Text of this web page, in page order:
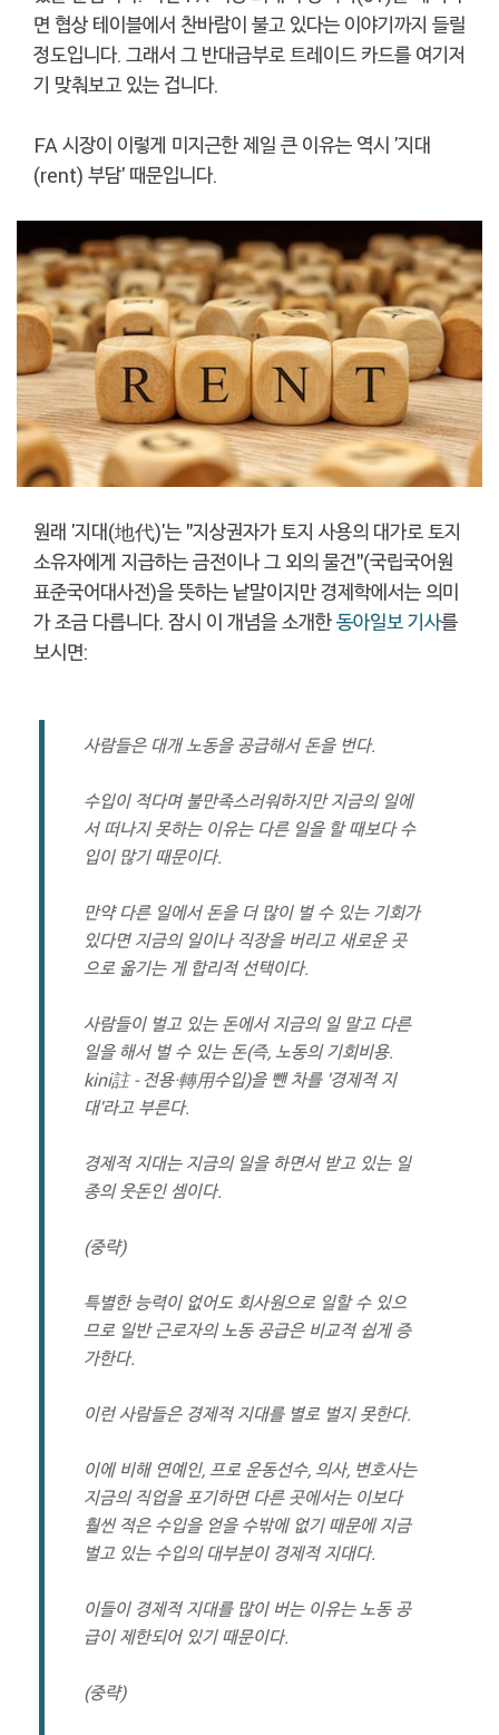
면 협상 테이블에서 찬바람이 불고 있다는 이야기까지 들릴
정도입니다. 그래서 그 반대급부로 트레이드 카드를 여기저
기 맞춰보고 있는 겁니다.
FA 시장이 이렇게 미지근한 제일 큰 이유는 역시 '지대
(rent) 부담' 때문입니다.
원래 '지대(地代)'는 "지상권자가 토지 사용의 대가로 토지
소유자에게 지급하는 금전이나 그 외의 물건"(국립국어원
표준국어대사전)을 뜻하는 낱말이지만 경제학에서는 의미
가 조금 다릅니다. 잠시 이 개념을 소개한동아일보 기사를
보시면:
사람들은 대개 노동을 공급해서 돈을 번다.
수입이 적다며 불만족스러워하지만 지금의 일에
서 떠나지 못하는 이유는 다른 일을 할 때보다 수
입이 많기 때문이다.
만약 다른 일에서 돈을 더 많이 벌 수 있는 기회가
있다면 지금의 일이나 직장을 버리고 새로운 곳
으로 옮기는 게 합리적 선택이다.
사람들이 벌고 있는 돈에서 지금의 일 말고 다른
일을 해서 벌 수 있는 돈(즉, 노동의 기회비용.
kini註 - 전용·轉用수입)을 뺀 차를 '경제적 지
대'라고 부른다.
경제적 지대는 지금의 일을 하면서 받고 있는 일
종의 웃돈인 셈이다.
(중략)
특별한 능력이 없어도 회사원으로 일할 수 있으
므로 일반 근로자의 노동 공급은 비교적 쉽게 증
가한다.
이런 사람들은 경제적 지대를 별로 벌지 못한다.
이에 비해 연예인, 프로 운동선수, 의사, 변호사는
지금의 직업을 포기하면 다른 곳에서는 이보다
훨씬 적은 수입을 얻을 수밖에 없기 때문에 지금
벌고 있는 수입의 대부분이 경제적 지대다.
이들이 경제적 지대를 많이 버는 이유는 노동 공
급이 제한되어 있기 때문이다.
(중략)